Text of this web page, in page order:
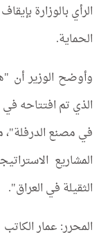
الرأي بالوزارة
الحماية.
وأوضح الوزير أن
في مصنع
المشاريع
الثقيلة في العراق".
المحرر: عمار الكاتب